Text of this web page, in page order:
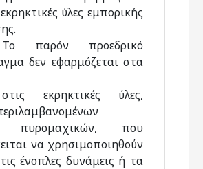
ύλες εμπορικής
παρόν προεδρικό
δεν εφαρμόζεται στα
εκρηκτικές ύλες,
πυρομαχικών, που
να χρησιμοποιηθούν
ένοπλες δυνάμεις ή τα